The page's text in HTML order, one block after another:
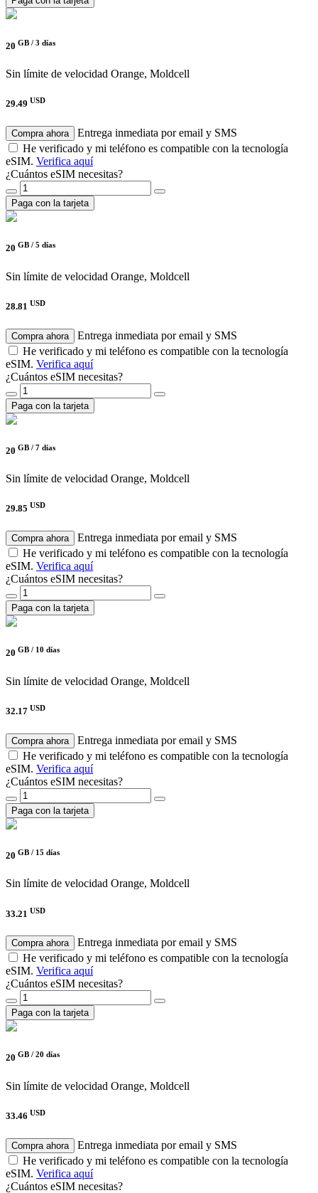
20 GB / 3 días
Sin límite de velocidad Orange, Moldcell
29.49 USD
Compra ahora
Entrega inmediata por email y SMS
He verificado y mi teléfono es compatible con la tecnología
eSIM. Verifica aquí
¿Cuántos eSIM necesitas?
Paga con la tarjeta
20 GB / 5 días
Sin límite de velocidad Orange, Moldcell
28.81 USD
Compra ahora
Entrega inmediata por email y SMS
He verificado y mi teléfono es compatible con la tecnología
eSIM. Verifica aquí
¿Cuántos eSIM necesitas?
Paga con la tarjeta
20 GB / 7 días
Sin límite de velocidad Orange, Moldcell
29.85 USD
Compra ahora
Entrega inmediata por email y SMS
He verificado y mi teléfono es compatible con la tecnología
eSIM. Verifica aquí
¿Cuántos eSIM necesitas?
Paga con la tarjeta
20 GB / 10 días
Sin límite de velocidad Orange, Moldcell
32.17 USD
Compra ahora
Entrega inmediata por email y SMS
He verificado y mi teléfono es compatible con la tecnología
eSIM. Verifica aquí
¿Cuántos eSIM necesitas?
Paga con la tarjeta
20 GB / 15 días
Sin límite de velocidad Orange, Moldcell
33.21 USD
Compra ahora
Entrega inmediata por email y SMS
He verificado y mi teléfono es compatible con la tecnología
eSIM. Verifica aquí
¿Cuántos eSIM necesitas?
Paga con la tarjeta
20 GB / 20 días
Sin límite de velocidad Orange, Moldcell
33.46 USD
Compra ahora
Entrega inmediata por email y SMS
He verificado y mi teléfono es compatible con la tecnología
eSIM. Verifica aquí
¿Cuántos eSIM necesitas?